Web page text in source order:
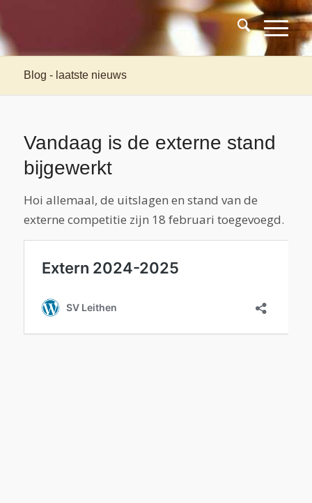
Blog - laatste nieuws
Vandaag is de externe stand
bijgewerkt
Hoi allemaal, de uitslagen en stand van de
externe competitie zijn 18 februari toegevoegd.